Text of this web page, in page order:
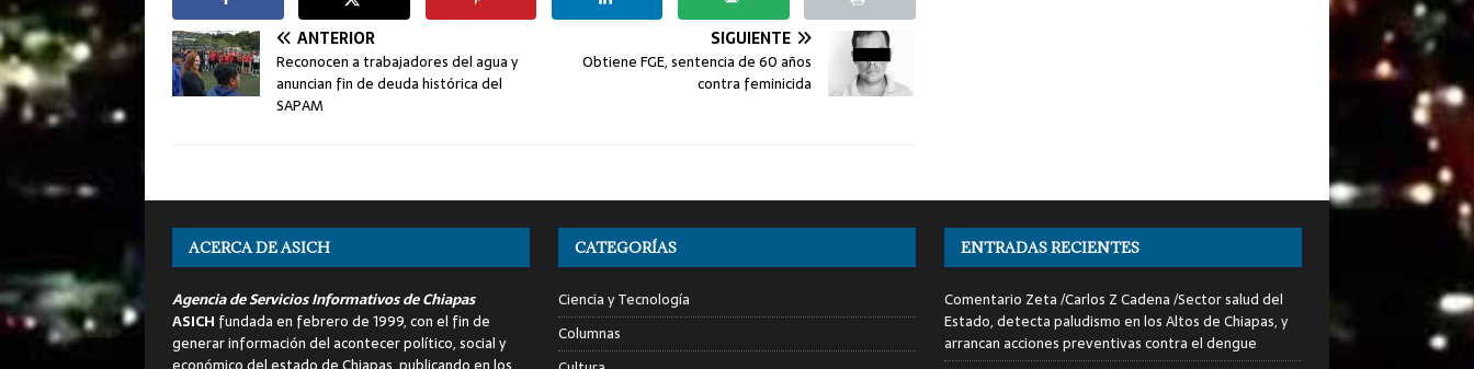
ANTERIOR
Reconocen a trabajadores del agua y
anuncian fin de deuda histórica del
SAPAM
SIGUIENTE
Obtiene FGE, sentencia de 60 años
contra feminicida
ACERCA DE ASICH
Agencia de Servicios Informativos de Chiapas
ASICH fundada en febrero de 1999, con el fin de
generar información del acontecer político, social y
CATEGORÍAS
Ciencia y Tecnología
Columnas
ENTRADAS RECIENTES
Comentario Zeta /Carlos Z Cadena /Sector salud del
Estado, detecta paludismo en los Altos de Chiapas, y
arrancan acciones preventivas contra el dengue